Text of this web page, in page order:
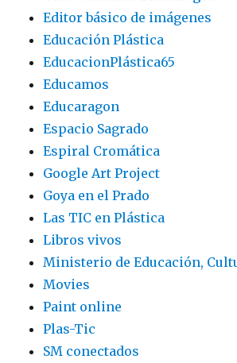
Editor básico de imágenes
Educación Plástica
EducacionPlástica65
Educamos
Educaragon
Espacio Sagrado
Espiral Cromática
Google Art Project
Goya en el Prado
Las TIC en Plástica
Libros vivos
Ministerio de Educación,
Movies
Paint online
Plas-Tic
SM conectados